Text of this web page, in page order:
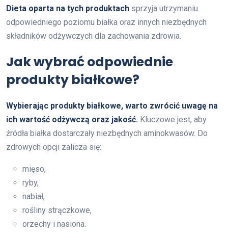
Dieta oparta na tych produktach sprzyja utrzymaniu
odpowiedniego poziomu białka oraz innych niezbędnych
składników odżywczych dla zachowania zdrowia.
Jak wybrać odpowiednie
produkty białkowe?
Wybierając produkty białkowe, warto zwrócić uwagę na
ich wartość odżywczą oraz jakość. Kluczowe jest, aby
źródła białka dostarczały niezbędnych aminokwasów. Do
zdrowych opcji zalicza się:
mięso,
ryby,
nabiał,
rośliny strączkowe,
orzechy i nasiona.